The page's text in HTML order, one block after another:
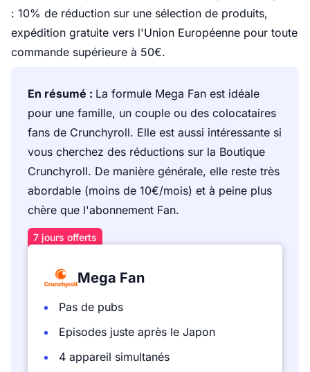
: 10% de réduction sur une sélection de produits,
expédition gratuite vers l'Union Européenne pour toute
commande supérieure à 50€.
En résumé : La formule Mega Fan est idéale
pour une famille, un couple ou des colocataires
fans de Crunchyroll. Elle est aussi intéressante si
vous cherchez des réductions sur la Boutique
Crunchyroll. De manière générale, elle reste très
abordable (moins de 10€/mois) et à peine plus
chère que l'abonnement Fan.
7 jours offerts
Mega Fan
Pas de pubs
Episodes juste après le Japon
4 appareil simultanés